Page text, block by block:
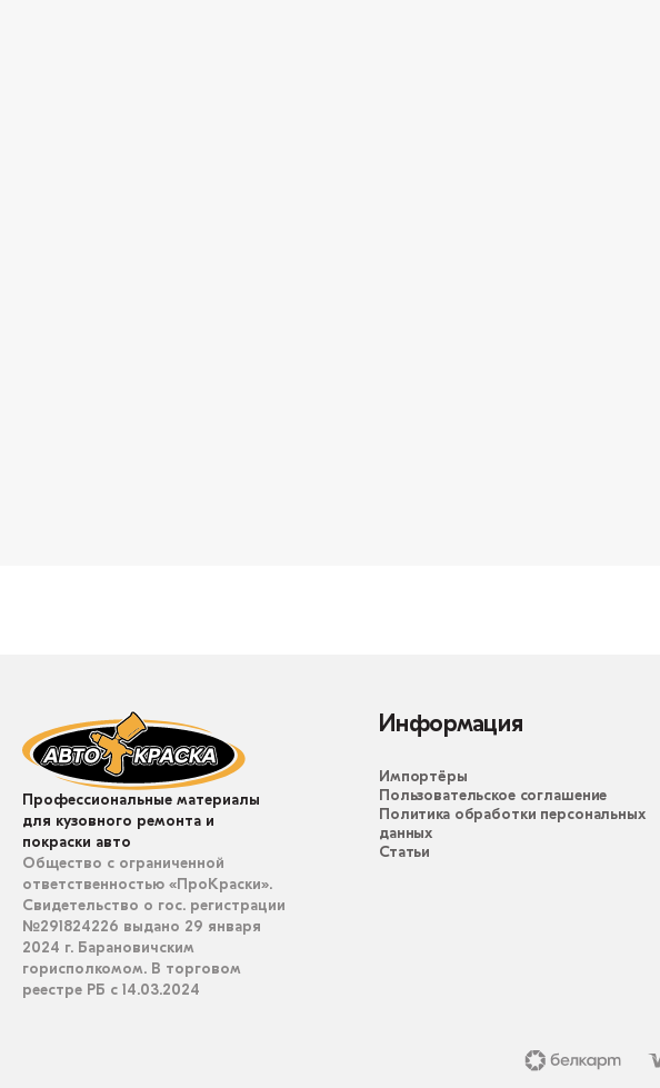
Профессиональные материалы
для кузовного ремонта и
покраски авто
Общество с ограниченной
ответственностью «ПроКраски».
Свидетельство о гос. регистрации
№291824226 выдано 29 января
2024 г. Барановичским
горисполкомом. В торговом
реестре РБ с 14.03.2024
Информация
Импортёры
Пользовательское соглашение
Политика обработки персональных
данных
Статьи